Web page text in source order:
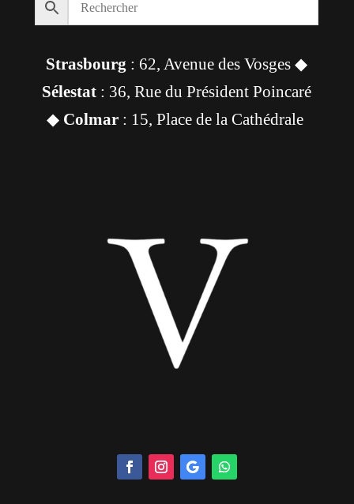
Strasbourg : 62, Avenue des Vosges ◆
Sélestat : 36, Rue du Président Poincaré
◆ Colmar: 15, Place de la Cathédrale